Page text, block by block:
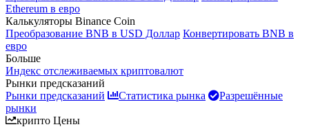
Ethereum в евро
Калькуляторы Binance Coin
Преобразование BNB в USD Доллар Конвертировать BNB в
евро
Больше
Индекс отслеживаемых криптовалют
Рынки предсказаний
Рынки предсказаний
Статистика рынка
Разрешённые
рынки
крипто Цены